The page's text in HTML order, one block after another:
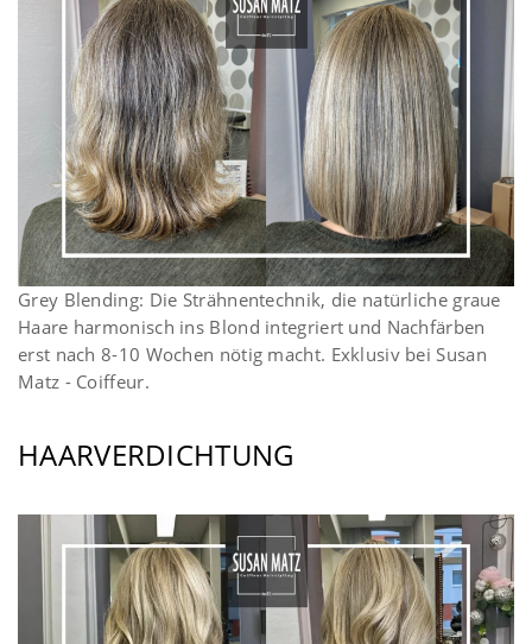
Grey Blending: Die Strähnentechnik, die natürliche graue
Haare harmonisch ins Blond integriert und Nachfärben
erst nach 8-10 Wochen nötig macht. Exklusiv bei Susan
Matz - Coiffeur.
HAARVERDICHTUNG